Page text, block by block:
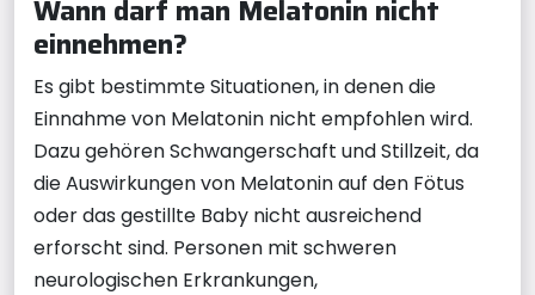
Wann darf man Melatonin nicht
einnehmen?
Es gibt bestimmte Situationen, in denen die
Einnahme von Melatonin nicht empfohlen wird.
Dazu gehören Schwangerschaft und Stillzeit, da
die Auswirkungen von Melatonin auf den Fötus
oder das gestillte Baby nicht ausreichend
erforscht sind. Personen mit schweren
neurologischen Erkrankungen,